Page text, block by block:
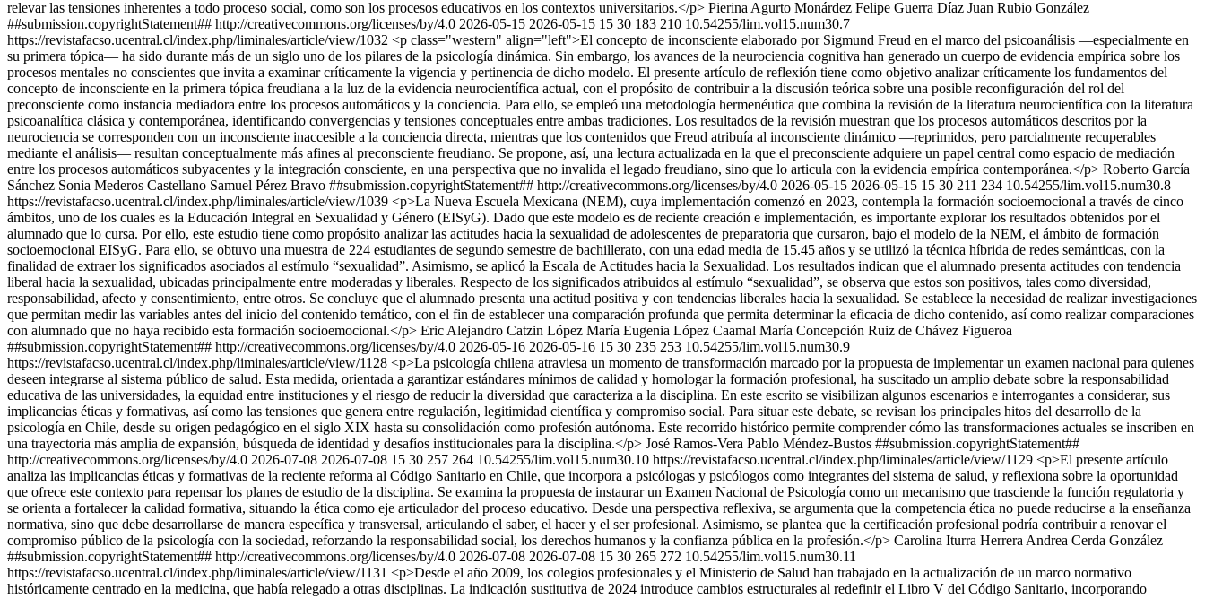
relevar las tensiones inherentes a todo proceso social, como son los procesos educativos en los contextos universitarios.</p> Pierina Agurto Monárdez Felipe Guerra Díaz Juan Rubio González
##submission.copyrightStatement## http://creativecommons.org/licenses/by/4.0 2026-05-15 2026-05-15 15 30 183 210 10.54255/lim.vol15.num30.7
https://revistafacso.ucentral.cl/index.php/liminales/article/view/1032 <p class="western" align="left">El concepto de inconsciente elaborado por Sigmund Freud en el marco del psicoanálisis —especialmente en
su primera tópica— ha sido durante más de un siglo uno de los pilares de la psicología dinámica. Sin embargo, los avances de la neurociencia cognitiva han generado un cuerpo de evidencia empírica sobre los
procesos mentales no conscientes que invita a examinar críticamente la vigencia y pertinencia de dicho modelo. El presente artículo de reflexión tiene como objetivo analizar críticamente los fundamentos del
concepto de inconsciente en la primera tópica freudiana a la luz de la evidencia neurocientífica actual, con el propósito de contribuir a la discusión teórica sobre una posible reconfiguración del rol del
preconsciente como instancia mediadora entre los procesos automáticos y la conciencia. Para ello, se empleó una metodología hermenéutica que combina la revisión de la literatura neurocientífica con la literatura
psicoanalítica clásica y contemporánea, identificando convergencias y tensiones conceptuales entre ambas tradiciones. Los resultados de la revisión muestran que los procesos automáticos descritos por la
neurociencia se corresponden con un inconsciente inaccesible a la conciencia directa, mientras que los contenidos que Freud atribuía al inconsciente dinámico —reprimidos, pero parcialmente recuperables
mediante el análisis— resultan conceptualmente más afines al preconsciente freudiano. Se propone, así, una lectura actualizada en la que el preconsciente adquiere un papel central como espacio de mediación
entre los procesos automáticos subyacentes y la integración consciente, en una perspectiva que no invalida el legado freudiano, sino que lo articula con la evidencia empírica contemporánea.</p> Roberto García
Sánchez Sonia Mederos Castellano Samuel Pérez Bravo ##submission.copyrightStatement## http://creativecommons.org/licenses/by/4.0 2026-05-15 2026-05-15 15 30 211 234 10.54255/lim.vol15.num30.8
https://revistafacso.ucentral.cl/index.php/liminales/article/view/1039 <p>La Nueva Escuela Mexicana (NEM), cuya implementación comenzó en 2023, contempla la formación socioemocional a través de cinco
ámbitos, uno de los cuales es la Educación Integral en Sexualidad y Género (EISyG). Dado que este modelo es de reciente creación e implementación, es importante explorar los resultados obtenidos por el
alumnado que lo cursa. Por ello, este estudio tiene como propósito analizar las actitudes hacia la sexualidad de adolescentes de preparatoria que cursaron, bajo el modelo de la NEM, el ámbito de formación
socioemocional EISyG. Para ello, se obtuvo una muestra de 224 estudiantes de segundo semestre de bachillerato, con una edad media de 15.45 años y se utilizó la técnica híbrida de redes semánticas, con la
finalidad de extraer los significados asociados al estímulo “sexualidad”. Asimismo, se aplicó la Escala de Actitudes hacia la Sexualidad. Los resultados indican que el alumnado presenta actitudes con tendencia
liberal hacia la sexualidad, ubicadas principalmente entre moderadas y liberales. Respecto de los significados atribuidos al estímulo “sexualidad”, se observa que estos son positivos, tales como diversidad,
responsabilidad, afecto y consentimiento, entre otros. Se concluye que el alumnado presenta una actitud positiva y con tendencias liberales hacia la sexualidad. Se establece la necesidad de realizar investigaciones
que permitan medir las variables antes del inicio del contenido temático, con el fin de establecer una comparación profunda que permita determinar la eficacia de dicho contenido, así como realizar comparaciones
con alumnado que no haya recibido esta formación socioemocional.</p> Eric Alejandro Catzin López María Eugenia López Caamal María Concepción Ruiz de Chávez Figueroa
##submission.copyrightStatement## http://creativecommons.org/licenses/by/4.0 2026-05-16 2026-05-16 15 30 235 253 10.54255/lim.vol15.num30.9
https://revistafacso.ucentral.cl/index.php/liminales/article/view/1128 <p>La psicología chilena atraviesa un momento de transformación marcado por la propuesta de implementar un examen nacional para quienes
deseen integrarse al sistema público de salud. Esta medida, orientada a garantizar estándares mínimos de calidad y homologar la formación profesional, ha suscitado un amplio debate sobre la responsabilidad
educativa de las universidades, la equidad entre instituciones y el riesgo de reducir la diversidad que caracteriza a la disciplina. En este escrito se visibilizan algunos escenarios e interrogantes a considerar, sus
implicancias éticas y formativas, así como las tensiones que genera entre regulación, legitimidad científica y compromiso social. Para situar este debate, se revisan los principales hitos del desarrollo de la
psicología en Chile, desde su origen pedagógico en el siglo XIX hasta su consolidación como profesión autónoma. Este recorrido histórico permite comprender cómo las transformaciones actuales se inscriben en
una trayectoria más amplia de expansión, búsqueda de identidad y desafíos institucionales para la disciplina.</p> José Ramos-Vera Pablo Méndez-Bustos ##submission.copyrightStatement##
http://creativecommons.org/licenses/by/4.0 2026-07-08 2026-07-08 15 30 257 264 10.54255/lim.vol15.num30.10 https://revistafacso.ucentral.cl/index.php/liminales/article/view/1129 <p>El presente artículo
analiza las implicancias éticas y formativas de la reciente reforma al Código Sanitario en Chile, que incorpora a psicólogas y psicólogos como integrantes del sistema de salud, y reflexiona sobre la oportunidad
que ofrece este contexto para repensar los planes de estudio de la disciplina. Se examina la propuesta de instaurar un Examen Nacional de Psicología como un mecanismo que trasciende la función regulatoria y
se orienta a fortalecer la calidad formativa, situando la ética como eje articulador del proceso educativo. Desde una perspectiva reflexiva, se argumenta que la competencia ética no puede reducirse a la enseñanza
normativa, sino que debe desarrollarse de manera específica y transversal, articulando el saber, el hacer y el ser profesional. Asimismo, se plantea que la certificación profesional podría contribuir a renovar el
compromiso público de la psicología con la sociedad, reforzando la responsabilidad social, los derechos humanos y la confianza pública en la profesión.</p> Carolina Iturra Herrera Andrea Cerda González
##submission.copyrightStatement## http://creativecommons.org/licenses/by/4.0 2026-07-08 2026-07-08 15 30 265 272 10.54255/lim.vol15.num30.11
https://revistafacso.ucentral.cl/index.php/liminales/article/view/1131 <p>Desde el año 2009, los colegios profesionales y el Ministerio de Salud han trabajado en la actualización de un marco normativo
históricamente centrado en la medicina, que había relegado a otras disciplinas. La indicación sustitutiva de 2024 introduce cambios estructurales al redefinir el Libro V del Código Sanitario, incorporando